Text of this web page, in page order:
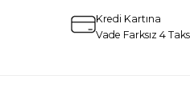
Kredi Kartına
Vade Farksız 4